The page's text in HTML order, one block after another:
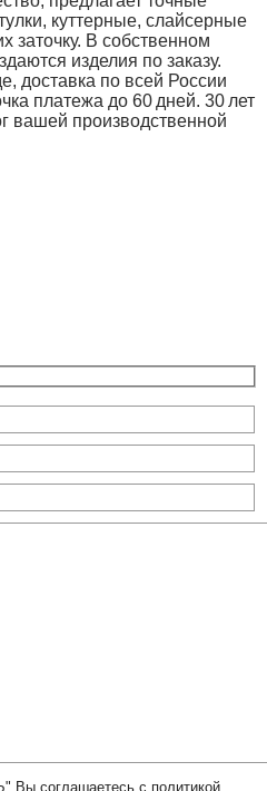
куттерные, слайсерные
заточку. В собственном
изделия по заказу.
доставка по всей России
платежа до 60 дней. 30 лет
вашей производственной
соглашаетесь с политикой